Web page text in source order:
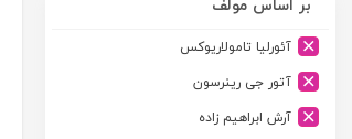
آیدین
ارجمند
ارسطو
بر اساس مولف
آئورلیا تامولاریوکس
آتور جی رینرسون
آرش ابراهیم زاده